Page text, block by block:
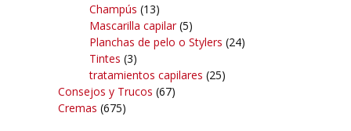
Champús (13)
Mascarilla capilar(5)
Planchas de pelo o Stylers (24)
Tintes (3)
tratamientos capilares (25)
Consejos y Trucos (67)
Cremas (675)